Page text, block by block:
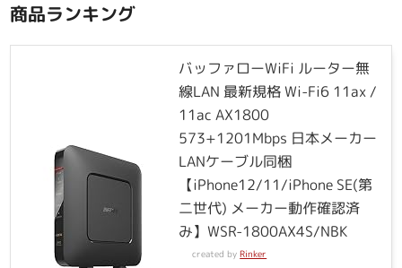
商品ランキング
バッファローWiFi ルーター無
線LAN 最新規格 Wi-Fi6 11ax /
11ac AX1800
573+1201Mbps 日本メーカー
LANケーブル同梱
【iPhone12/11/iPhone SE(第
二世代) メーカー動作確認済
み】WSR-1800AX4S/NBK
created byRinker